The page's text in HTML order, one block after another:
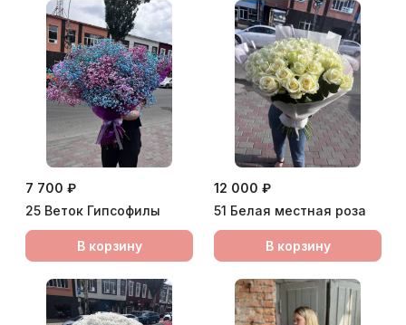
7 700 ₽
25 Веток Гипсофилы
В корзину
12 000 ₽
51 Белая местная роза
В корзину